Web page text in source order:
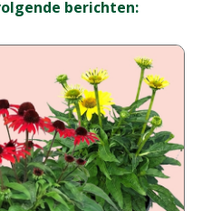
berichten: